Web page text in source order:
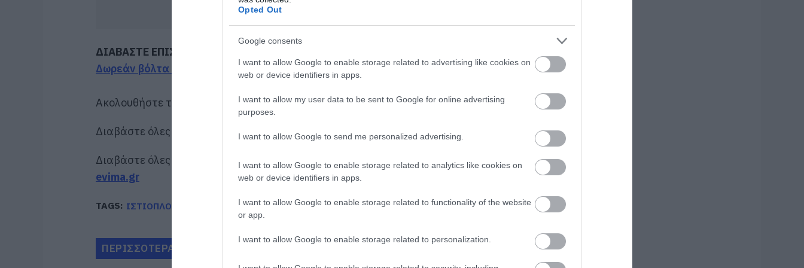
Opted Out
Google consents
I want to allow Google to enable storage related to advertising like cookies on
web or device identifiers in apps.
I want to allow my user data to be sent to Google for online advertising
purposes.
I want to allow Google to send me personalized advertising.
I want to allow Google to enable storage related to analytics like cookies on
web or device identifiers in apps.
I want to allow Google to enable storage related to functionality of the website
or app.
I want to allow Google to enable storage related to personalization.
ΔΙΑΒΑΣΤΕ ΕΠΙΣΗΣ
Δωρεάν βόλτα με ιστιοπλοϊκό στην Εύβοια: Πώς θα πάτε
Ακολουθήστε το evima.gr στοGoogle News
Διαβάστε όλες τις ειδήσεις για την Εύβοια
Διαβάστε όλες τις τελευταίες ειδήσειςγια την Ελλάδα και τον Κόσμο στο
evima.gr
TAGS: ΙΣΤΙΟΠΛΟΪΚΟ ΛΕΥΚΑΔΑ
ΠΕΡΙΣΣΟΤΕΡΑ ΑΠΟ ΚΟΙΝΩΝΙΑ
προκαλεί
08.08.2026 | 10:20
Χωρίς Internet τώρα
αυτό το χωριό της
08.08.2026 | 10:00